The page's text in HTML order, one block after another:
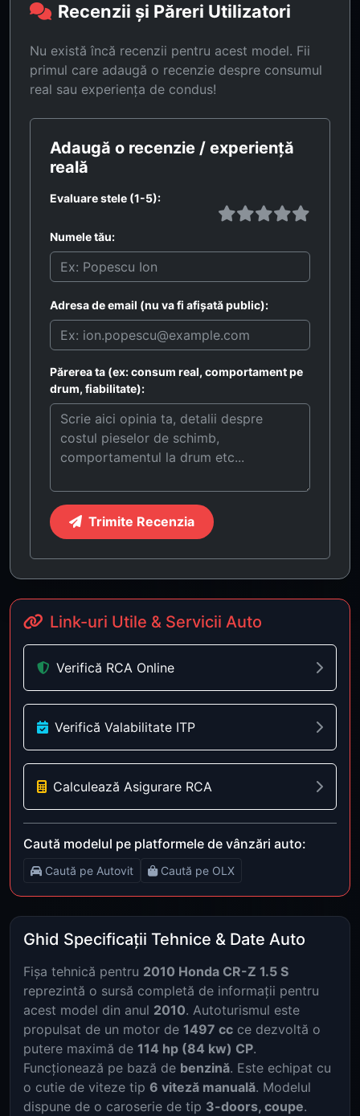
Recenzii și Păreri Utilizatori
Nu există încă recenzii pentru acest model. Fii
primul care adaugă o recenzie despre consumul
real sau experiența de condus!
Adaugă o recenzie / experiență
reală
Evaluare stele (1-5):
Numele tău:
Adresa de email (nu va fi afișată public):
Părerea ta (ex: consum real, comportament pe
drum, fiabilitate):
Trimite Recenzia
Link-uri Utile & Servicii Auto
Verifică RCA Online
Verifică Valabilitate ITP
Calculează Asigurare RCA
Caută modelul pe platformele de vânzări auto:
Caută pe Autovit Caută pe OLX
Ghid Specificații Tehnice & Date Auto
Fișa tehnică pentru 2010 Honda CR-Z 1.5 S
reprezintă o sursă completă de informații pentru
acest model din anul 2010. Autoturismul este
propulsat de un motor de 1497 cc ce dezvoltă o
putere maximă de 114 hp (84 kw) CP.
Funcționează pe bază de benzină. Este echipat cu
o cutie de viteze tip 6 viteză manuală. Modelul
dispune de o caroserie de tip 3-doors, coupe.